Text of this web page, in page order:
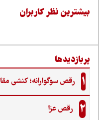
نظر کاربران
رقص سوگوارانه؛ کنشی مقاومتی
رقص عزا